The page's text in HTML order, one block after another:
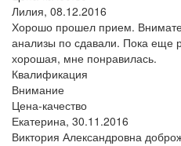
Лилия, 08.12.2016
Хорошо прошел прием.
анализы по сдавали. Пока еще
хорошая, мне понравилась.
Квалификация
Внимание
Цена-качество
Екатерина, 30.11.2016
Виктория Александровна